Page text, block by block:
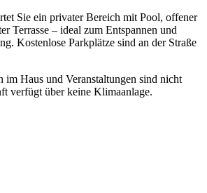
Sie ein privater Bereich mit Pool, offener
Terrasse – ideal zum Entspannen und
Kostenlose Parkplätze sind an der Straße
im Haus und Veranstaltungen sind nicht
verfügt über keine Klimaanlage.